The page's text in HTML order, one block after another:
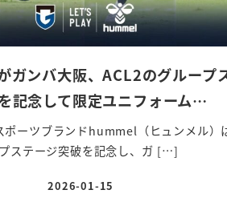
ガンバ大阪、ACL2のグループ
記念して限定ユニフォーム…
ポーツブランドhummel（ヒュンメル）
ステージ突破を記念し、ガ […]
投稿日
2026-01-15